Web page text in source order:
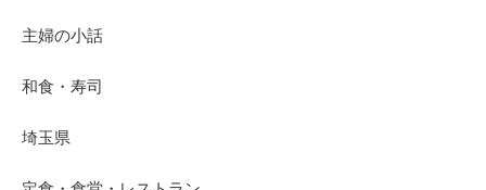
主婦の小話
和食・寿司
埼玉県